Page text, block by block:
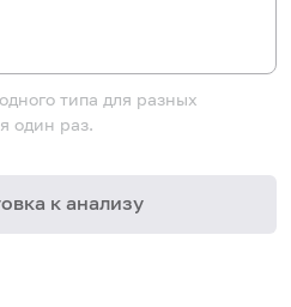
типа для разных
один раз.
к анализу